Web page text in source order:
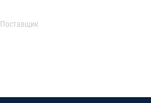
Поставщик